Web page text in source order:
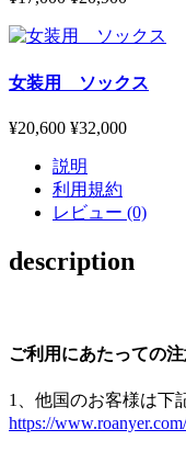
女装用 ソックス
¥20,600 ¥32,000
説明
利用規約
レビュー (0)
description
ご利用にあたっての
1、他国のお客様は下
https://www.roanyer.com/